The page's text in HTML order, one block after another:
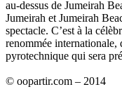
au-dessus de Jumeirah
Jumeirah et Jumeirah
spectacle. C’est à la
renommée internationale,
pyrotechnique qui sera
© oopartir.com – 2014